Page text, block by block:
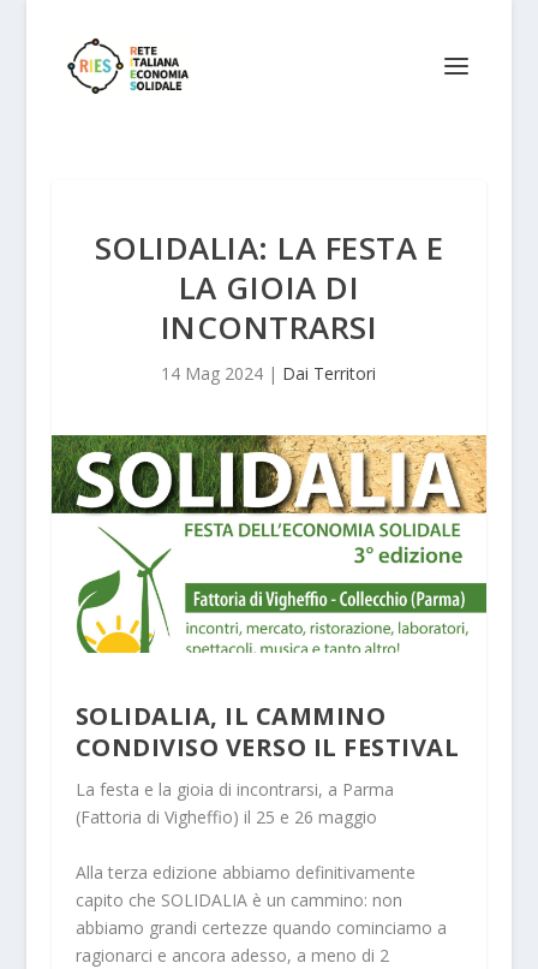
SOLIDALIA: LA FESTA E
LA GIOIA DI
INCONTRARSI
14 Mag 2024 | Dai Territori
SOLIDALIA, IL CAMMINO
CONDIVISO VERSO IL FESTIVAL
La festa e la gioia di incontrarsi, a Parma
(Fattoria di Vigheffio) il 25 e 26 maggio
Alla terza edizione abbiamo definitivamente
capito che SOLIDALIA è un cammino: non
abbiamo grandi certezze quando cominciamo a
ragionarci e ancora adesso, a meno di 2